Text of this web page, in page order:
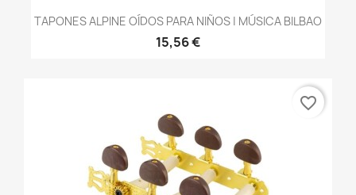
TAPONES ALPINE OÍDOS PARA NIÑOS | MÚSICA BILBAO
15,56 €
favorite_border